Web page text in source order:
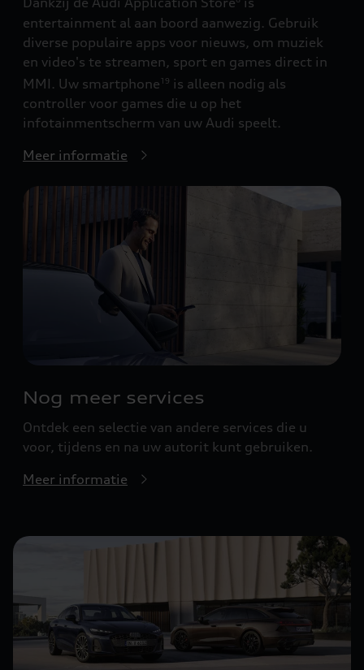
entertainment al aan boord aanwezig. Gebruik
diverse populaire apps voor nieuws, om muziek
en video's te streamen, sport en games direct in
MMI. Uw smartphone 19
is alleen nodig als
controller voor games die u op het
infotainmentscherm van uw Audi speelt.
Meer informatie
Nog meer services
Ontdek een selectie van andere services die u
voor, tijdens en na uw autorit kunt gebruiken.
Meer informatie